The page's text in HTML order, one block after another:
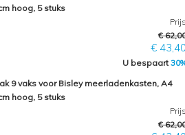
hoog, 5 stuks
Prijs
€
€ 43,40
U bespaart
9 vaks voor Bisley meerladenkasten, A4
hoog, 5 stuks
Prijs
€